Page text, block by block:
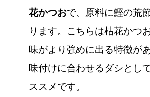
花かつおで、原料に鰹の荒
ります。こちらは枯花かつ
味がより強めに出る特徴が
味付けに合わせるダシとし
ススメです。